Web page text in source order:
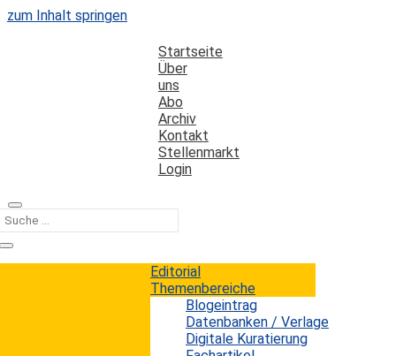
zum Inhalt springen
Startseite
Über
uns
Abo
Archiv
Kontakt
Stellenmarkt
Login
Editorial
Themenbereiche
Blogeintrag
Datenbanken / Verlage
Digitale Kuratierung
Kategorie
Indikatoren
Nutzerstatistiken oder wie man den
Wald vor lauter Bäumen sieht